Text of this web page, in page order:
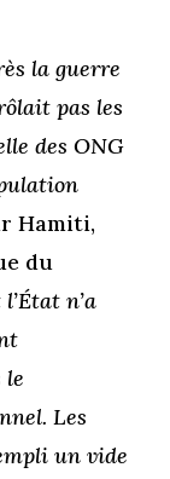
la guerre
pas les
des ONG
Hamiti,
du
n’a
le
Les
un vide